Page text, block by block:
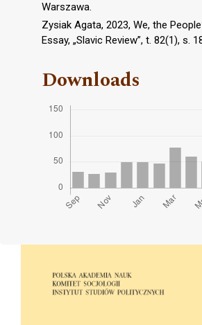
Warszawa.
Zysiak Agata, 2023, We, the
Essay, „Slavic Review”, t. 82(1), s.
Downloads